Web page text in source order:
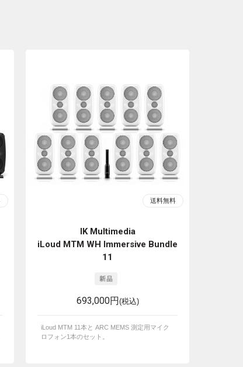
IK Multimedia
iLoud MTM WH Immersive Bundle
11
693,000円(税込)
iLoud MTM 11本と ARC MEMS 測定用マイク
ロフォン1本のセット。